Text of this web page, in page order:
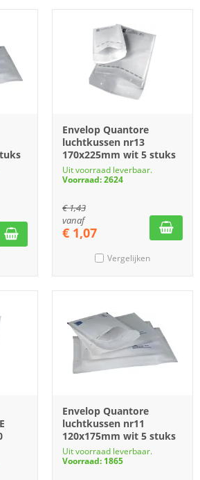
Envelop Quantore
luchtkussen nr13
170x225mm wit 5 stuks
Uit voorraad leverbaar.
Voorraad: 2624
€1,43
vanaf
€ 1,07
Vergelijken
Envelop Quantore
luchtkussen nr11
120x175mm wit 5 stuks
Uit voorraad leverbaar.
Voorraad: 1865